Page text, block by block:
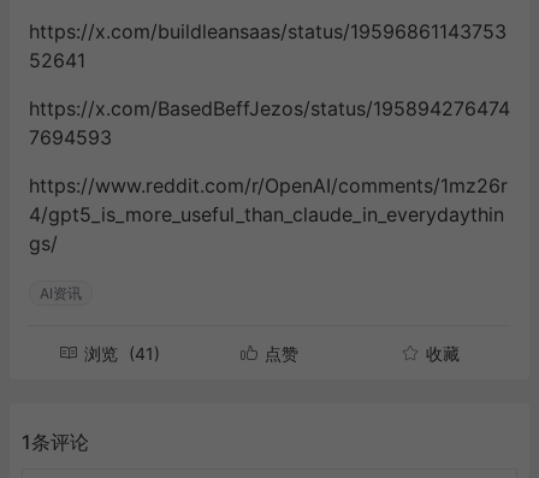
https://x.com/buildleansaas/status/19596861143753
52641
https://x.com/BasedBeffJezos/status/195894276474
7694593
https://www.reddit.com/r/OpenAI/comments/1mz26r
4/gpt5_is_more_useful_than_claude_in_everydaythin
gs/
AI资讯
浏览 (41) 点赞 收藏
1条评论